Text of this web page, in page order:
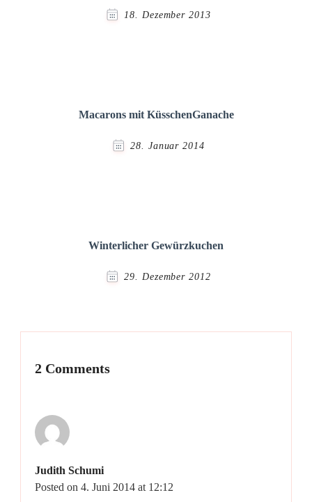
18. Dezember 2013
Macarons mit KüsschenGanache
28. Januar 2014
Winterlicher Gewürzkuchen
29. Dezember 2012
2 Comments
Judith Schumi
Posted on 4. Juni 2014 at 12:12